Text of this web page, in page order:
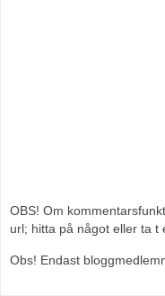
OBS! Om
url; hitta på något eller ta t
Obs! Endast